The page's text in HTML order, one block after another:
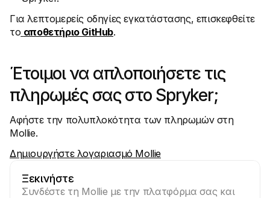
Για λεπτομερείς οδηγίες εγκατάστασης, επισκεφθείτε
το αποθετήριο GitHub.
Έτοιμοι να απλοποιήσετε τις
πληρωμές σας στο Spryker;
Αφήστε την πολυπλοκότητα των πληρωμών στη
Mollie.
Δημιουργήστε λογαριασμό Mollie
Ξεκινήστε
Συνδέστε τη Mollie με την πλατφόρμα σας και